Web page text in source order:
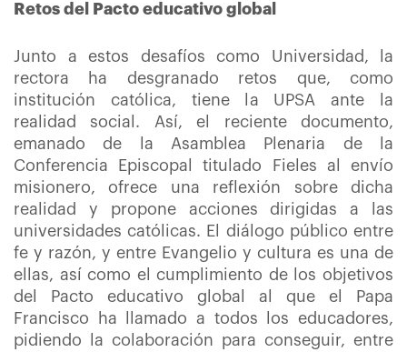
Retos del Pacto educativo global
Junto a estos desafíos como Universidad, la
rectora ha desgranado retos que, como
institución católica, tiene la UPSA ante la
realidad social. Así, el reciente documento,
emanado de la Asamblea Plenaria de la
Conferencia Episcopal titulado Fieles al envío
misionero, ofrece una reflexión sobre dicha
realidad y propone acciones dirigidas a las
universidades católicas. El diálogo público entre
fe y razón, y entre Evangelio y cultura es una de
ellas, así como el cumplimiento de los objetivos
del Pacto educativo global al que el Papa
Francisco ha llamado a todos los educadores,
pidiendo la colaboración para conseguir, entre